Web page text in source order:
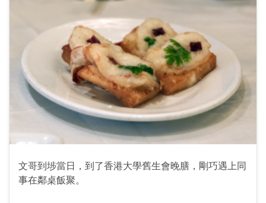
文哥到埗當日，到了香港大學舊生會晚膳，剛巧遇上同
事在鄰桌飯聚。